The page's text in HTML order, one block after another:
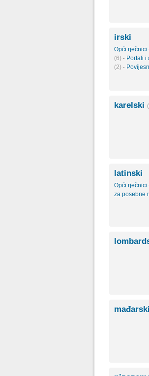
irski
Opći rječnici
(6) · Portali i
(2) ·
karelski
latinski
Opći rječnici
za posebne
mađarski